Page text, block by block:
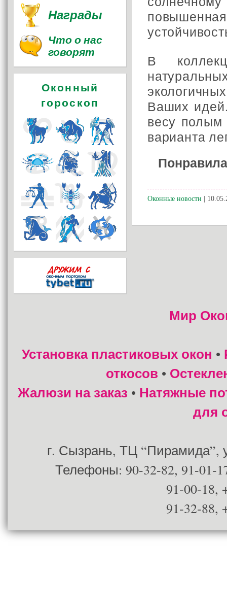
В
Ваших
весу
варианта
Оконные новости |
Награды
Что о нас
говорят
Оконный
гороскоп
Мир
Установка пластиковых окон •
откосов •
Жалюзи на заказ • Натяжные
для
г. Сызрань, ТЦ “Пирамида”,
Телефоны: 90-32-82, 91-01-
91-00-18,
91-32-88,